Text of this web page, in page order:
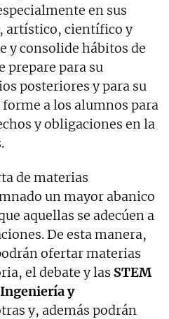
en sus
artístico, científico y
y consolide hábitos de
prepare para su
posteriores y para su
a los alumnos para
y obligaciones en la
de materias
un mayor abanico
aquellas se adecúen a
De esta manera,
ofertar materias
el debate y las STEM
y
y, además podrán